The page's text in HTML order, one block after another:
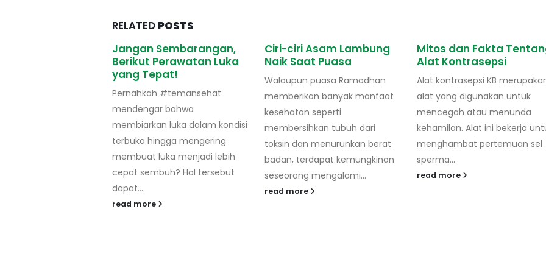
RELATED POSTS
Ciri-ciri Asam Lambung
Naik Saat Puasa
Walaupun puasa Ramadhan
memberikan banyak manfaat
kesehatan seperti
membersihkan tubuh dari
toksin dan menurunkan berat
badan, terdapat kemungkinan
seseorang mengalami...
read more
Mitos dan Fakta Tentang
Alat Kontrasepsi
Alat kontrasepsi KB merupakan
alat yang digunakan untuk
mencegah atau menunda
kehamilan. Alat ini bekerja untuk
menghambat pertemuan sel
sperma...
read more
Pencegahan Cacar Air
dengan Vaksin Varicella
Vaksin Varicella dapat
digunakan untuk mencegah
penyakit cacar air (chicken
pox), penyakit menular ini bisa
dilihat dari gejala adanya
bentol-bentol...
read more